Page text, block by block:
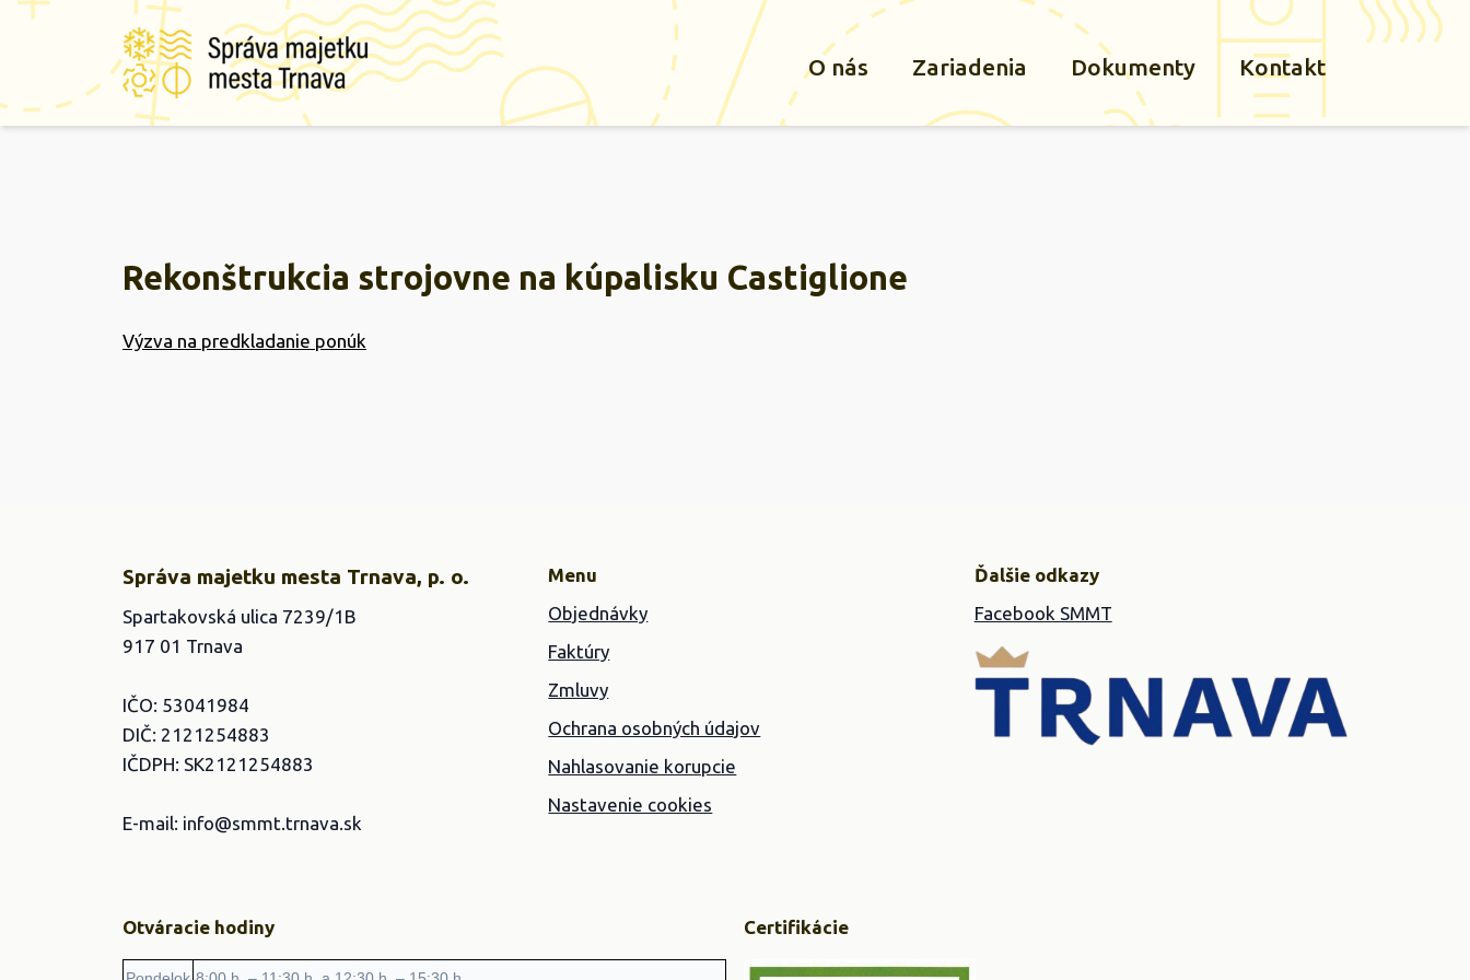
O nás Zariadenia Dokumenty Kontakt
Rekonštrukcia strojovne na kúpalisku Castiglione
Výzva na predkladanie ponúk
Správa majetku mesta Trnava, p. o.
Spartakovská ulica 7239/1B
917 01 Trnava
IČO: 53041984
DIČ: 2121254883
IČDPH: SK2121254883
E-mail: info@smmt.trnava.sk
Menu
Objednávky
Faktúry
Zmluvy
Ochrana osobných údajov
Nahlasovanie korupcie
Nastavenie cookies
Ďalšie odkazy
Facebook SMMT
Otváracie hodiny Certifikácie